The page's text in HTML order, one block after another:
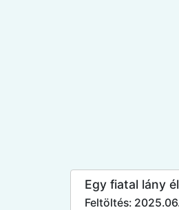
Egy fiatal lány
Feltöltés: